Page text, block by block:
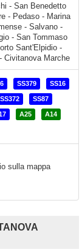
SS379 SS16
SS372 SS87
A25 A14
sulla mappa